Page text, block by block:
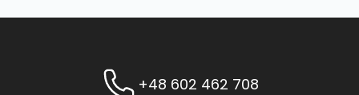
+48 602 462 708